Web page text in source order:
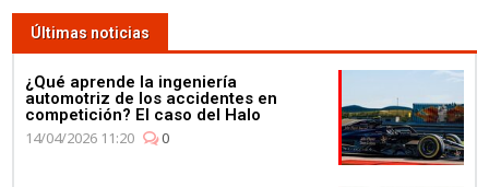
Últimas noticias
¿Qué aprende la ingeniería
automotriz de los accidentes en
competición? El caso del Halo
14/04/2026 11:20
0